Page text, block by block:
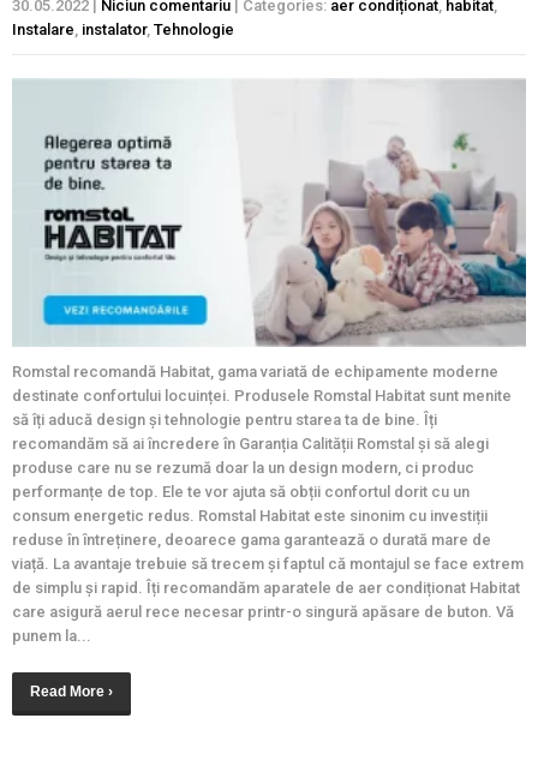
30.05.2022 | Niciun comentariu | Categories: aer condiționat, habitat,
Instalare, instalator, Tehnologie
Romstal recomandă Habitat, gama variată de echipamente moderne
destinate confortului locuinței. Produsele Romstal Habitat sunt menite
să îți aducă design și tehnologie pentru starea ta de bine. Îți
recomandăm să ai încredere în Garanția Calității Romstal și să alegi
produse care nu se rezumă doar la un design modern, ci produc
performanțe de top. Ele te vor ajuta să obții confortul dorit cu un
consum energetic redus. Romstal Habitat este sinonim cu investiții
reduse în întreținere, deoarece gama garantează o durată mare de
viață. La avantaje trebuie să trecem și faptul că montajul se face extrem
de simplu și rapid. Îți recomandăm aparatele de aer condiționat Habitat
care asigură aerul rece necesar printr-o singură apăsare de buton. Vă
punem la...
Read More ›